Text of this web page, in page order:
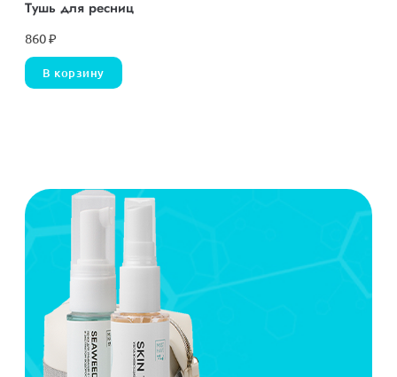
Тушь для ресниц
860₽
В корзину